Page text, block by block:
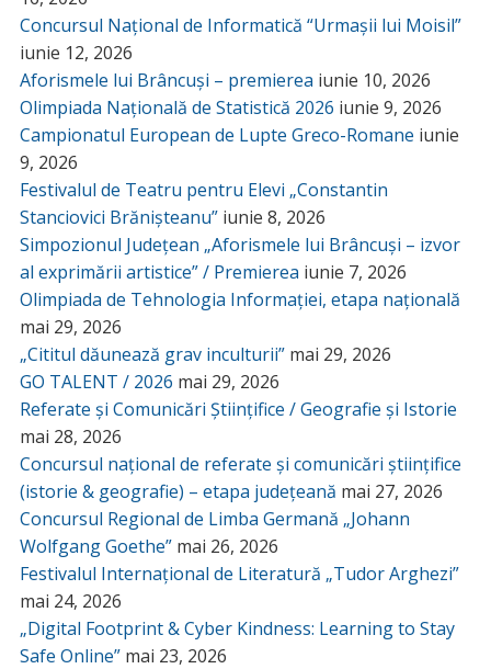
Concursul Național de Informatică “Urmașii lui Moisil”
iunie 12, 2026
Aforismele lui Brâncuși – premierea iunie 10, 2026
Olimpiada Națională de Statistică 2026 iunie 9, 2026
Campionatul European de Lupte Greco-Romane iunie
9, 2026
Festivalul de Teatru pentru Elevi „Constantin
Stanciovici Brănișteanu” iunie 8, 2026
Simpozionul Județean „Aforismele lui Brâncuși – izvor
al exprimării artistice” / Premierea iunie 7, 2026
Olimpiada de Tehnologia Informației, etapa națională
mai 29, 2026
„Cititul dăunează grav inculturii” mai 29, 2026
GO TALENT / 2026 mai 29, 2026
Referate și Comunicări Științifice / Geografie și Istorie
mai 28, 2026
Concursul național de referate și comunicări științifice
(istorie & geografie) – etapa județeană mai 27, 2026
Concursul Regional de Limba Germană „Johann
Wolfgang Goethe” mai 26, 2026
Festivalul Internațional de Literatură „Tudor Arghezi”
mai 24, 2026
„Digital Footprint & Cyber Kindness: Learning to Stay
Safe Online” mai 23, 2026